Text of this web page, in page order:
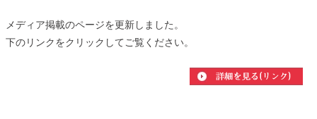
メディア掲載のページを更新しました。
下のリンクをクリックしてご覧ください。